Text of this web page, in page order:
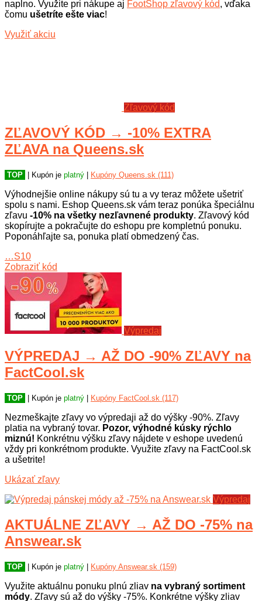
naplno. Využite pri nákupe aj FootShop zľavový kód, vďaka
čomu ušetríte ešte viac!
Využiť akciu
Zľavový kód
ZĽAVOVÝ KÓD → -10% EXTRA
ZĽAVA na Queens.sk
TOP | Kupón je platný Kupóny Queens.sk (111)
Výhodnejšie online nákupy sú tu a vy teraz môžete ušetriť
spolu s nami. Eshop Queens.sk vám teraz ponúka špeciálnu
zľavu -10% na všetky nezľavnené produkty. Zľavový kód
skopírujte a pokračujte do eshopu pre kompletnú ponuku.
Poponáhľajte sa, ponuka platí obmedzený čas.
…S10
Zobraziť kód
Výpredaj
VÝPREDAJ → AŽ DO -90% ZĽAVY na
FactCool.sk
TOP | Kupón je platný | Kupóny FactCool.sk (117)
Nezmeškajte zľavy vo výpredaji až do výšky -90%. Zľavy
platia na vybraný tovar. Pozor, výhodné kúsky rýchlo
miznú! Konkrétnu výšku zľavy nájdete v eshope uvedenú
vždy pri konkrétnom produkte. Využite zľavy na FactCool.sk
a ušetrite!
Ukázať zľavy
Výpredaj
AKTUÁLNE ZĽAVY → AŽ DO -75% na
Answear.sk
TOP | Kupón je platný | Kupóny Answear.sk (159)
Využite aktuálnu ponuku plnú zliav na vybraný sortiment
módy. Zľavy sú až do výšky -75%. Konkrétne výšky zliav